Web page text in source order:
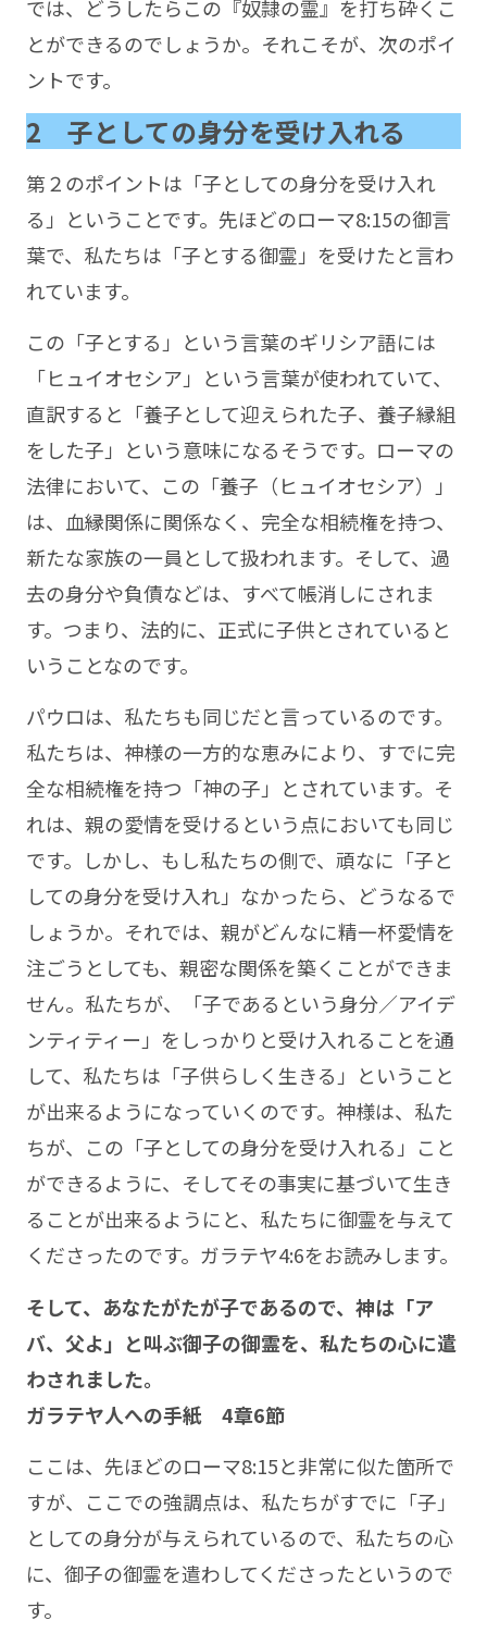
では、どうしたらこの『奴隷の霊』を打ち砕くこ
とができるのでしょうか。それこそが、次のポイ
ントです。
2 子としての身分を受け入れる
第２のポイントは「子としての身分を受け入れ
る」ということです。先ほどのローマ8:15の御言
葉で、私たちは「子とする御霊」を受けたと言わ
れています。
この「子とする」という言葉のギリシア語には
「ヒュイオセシア」という言葉が使われていて、
直訳すると「養子として迎えられた子、養子縁組
をした子」という意味になるそうです。ローマの
法律において、この「養子（ヒュイオセシア）」
は、血縁関係に関係なく、完全な相続権を持つ、
新たな家族の一員として扱われます。そして、過
去の身分や負債などは、すべて帳消しにされま
す。つまり、法的に、正式に子供とされていると
いうことなのです。
パウロは、私たちも同じだと言っているのです。
私たちは、神様の一方的な恵みにより、すでに完
全な相続権を持つ「神の子」とされています。そ
れは、親の愛情を受けるという点においても同じ
です。しかし、もし私たちの側で、頑なに「子と
しての身分を受け入れ」なかったら、どうなるで
しょうか。それでは、親がどんなに精一杯愛情を
注ごうとしても、親密な関係を築くことができま
せん。私たちが、「子であるという身分／アイデ
ンティティー」をしっかりと受け入れることを通
して、私たちは「子供らしく生きる」ということ
が出来るようになっていくのです。神様は、私た
ちが、この「子としての身分を受け入れる」こと
ができるように、そしてその事実に基づいて生き
ることが出来るようにと、私たちに御霊を与えて
くださったのです。ガラテヤ4:6をお読みします。
そして、あなたがたが子であるので、神は「ア
バ、父よ」と叫ぶ御子の御霊を、私たちの心に遣
わされました。
ガラテヤ人への手紙 4章6節
ここは、先ほどのローマ8:15と非常に似た箇所で
すが、ここでの強調点は、私たちがすでに「子」
としての身分が与えられているので、私たちの心
に、御子の御霊を遣わしてくださったというので
す。